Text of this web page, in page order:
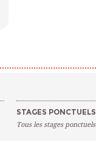
STAGES PONCTUELS
Tous les stages ponctuels